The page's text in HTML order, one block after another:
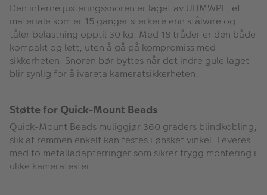
Den interne justeringssnoren er laget av UHMWPE, et
materiale som er 15 ganger sterkere enn stålwire og
tåler belastning opptil 30 kg. Med 18 tråder er den både
kompakt og lett, uten å gå på kompromiss med
sikkerheten. Snoren bør byttes når det indre gule laget
blir synlig for å ivareta kameratsikkerheten.
Støtte for Quick-Mount Beads
Quick-Mount Beads muliggjør 360 graders blindkobling,
slik at remmen enkelt kan festes i ønsket vinkel. Leveres
med to metalladapterringer som sikrer trygg montering i
ulike kamerafester.